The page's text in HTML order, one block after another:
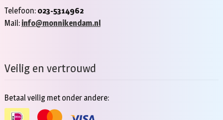
Telefoon: 023-5314962
Mail: info@monnikendam.nl
Veilig en vertrouwd
Betaal veilig met onder andere: